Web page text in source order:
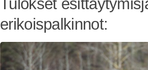
Tulokset
erikoispalkinnot: